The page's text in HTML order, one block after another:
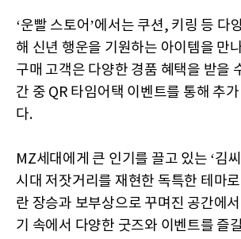
‘운빨 스토어’에서는 쿠션, 키링 등 다
해 신년 행운을 기원하는 아이템을 만
구매 고객은 다양한 경품 혜택을 받을
간 중 QR 타임어택 이벤트를 통해 추
다.
MZ세대에게 큰 인기를 끌고 있는 ‘김
시대 저잣거리를 재현한 독특한 테마
란 장승과 보부상으로 꾸며진 공간에
기 속에서 다양한 굿즈와 이벤트를 즐